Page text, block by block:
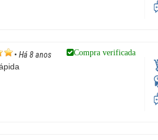
• Há 8 anos Compra verificada